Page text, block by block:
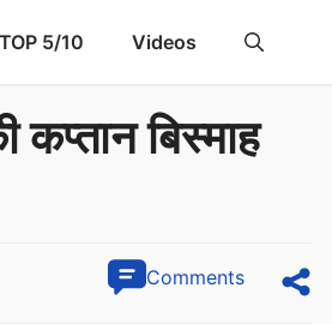
TOP 5/10 Videos
कप्तान बिस्माह
Comments